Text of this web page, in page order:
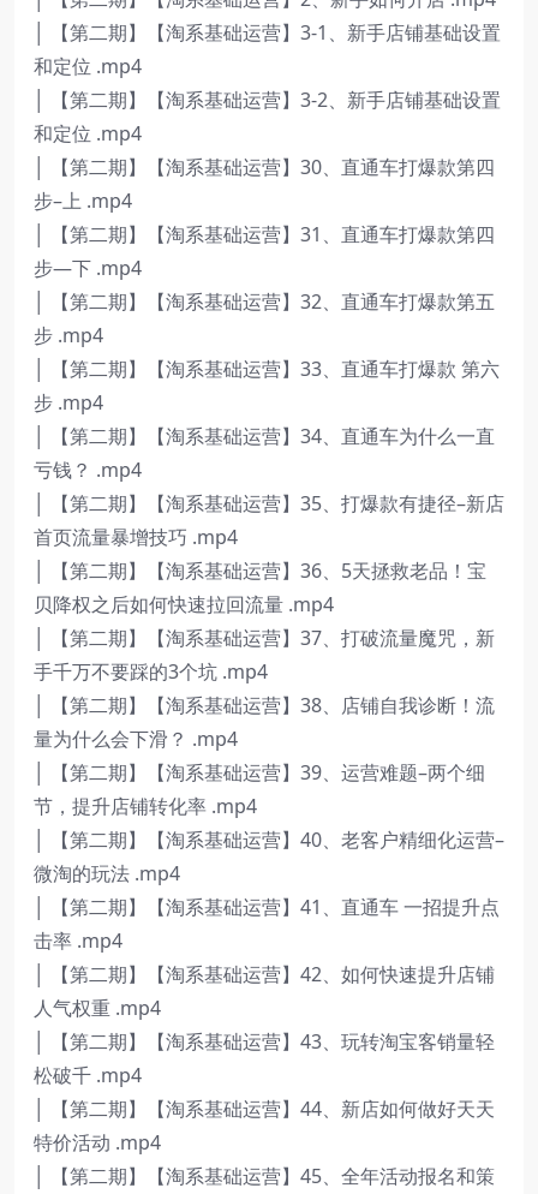
│ 【第二期】【淘系基础运营】3-1、新手店铺基础设置
和定位 .mp4
│ 【第二期】【淘系基础运营】3-2、新手店铺基础设置
和定位 .mp4
│ 【第二期】【淘系基础运营】30、直通车打爆款第四
步–上 .mp4
│ 【第二期】【淘系基础运营】31、直通车打爆款第四
步—下 .mp4
│ 【第二期】【淘系基础运营】32、直通车打爆款第五
步 .mp4
│ 【第二期】【淘系基础运营】33、直通车打爆款 第六
步 .mp4
│ 【第二期】【淘系基础运营】34、直通车为什么一直
亏钱？ .mp4
│ 【第二期】【淘系基础运营】35、打爆款有捷径–新店
首页流量暴增技巧 .mp4
│ 【第二期】【淘系基础运营】36、5天拯救老品！宝
贝降权之后如何快速拉回流量 .mp4
│ 【第二期】【淘系基础运营】37、打破流量魔咒，新
手千万不要踩的3个坑 .mp4
│ 【第二期】【淘系基础运营】38、店铺自我诊断！流
量为什么会下滑？ .mp4
│ 【第二期】【淘系基础运营】39、运营难题–两个细
节，提升店铺转化率 .mp4
│ 【第二期】【淘系基础运营】40、老客户精细化运营–
微淘的玩法 .mp4
│ 【第二期】【淘系基础运营】41、直通车 一招提升点
击率 .mp4
│ 【第二期】【淘系基础运营】42、如何快速提升店铺
人气权重 .mp4
│ 【第二期】【淘系基础运营】43、玩转淘宝客销量轻
松破千 .mp4
│ 【第二期】【淘系基础运营】44、新店如何做好天天
特价活动 .mp4
│ 【第二期】【淘系基础运营】45、全年活动报名和策